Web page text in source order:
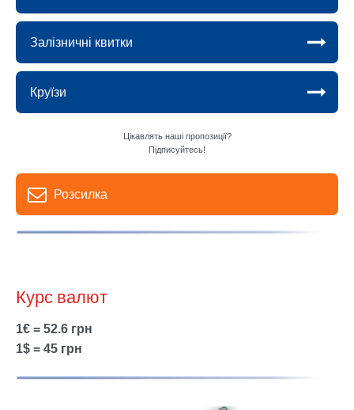
Залізничні квитки
Круїзи
Цікавлять наші пропозиції?
Підписуйтесь!
Розсилка
Курс валют
1€ = 52.6 грн
1$ = 45 грн